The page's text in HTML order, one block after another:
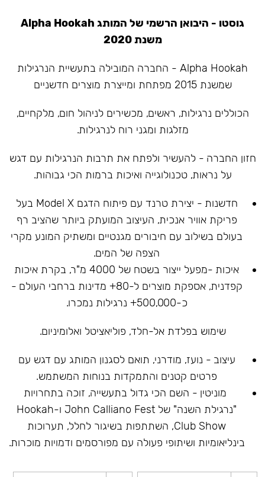
גוסטו - היבואן הרשמי של המותג Alpha Hookah
משנת 2020
Alpha Hookah - החברה המובילה בתעשיית הנרגילות
שמשנת 2015 מפתחת ומייצרת מוצרים חדשניים
הכוללים נרגילות, ראשים, מכשירים לניהול חום, מלקחיים,
מזלגות ומגני רוח לנרגילות.
חזון החברה - להעשיר ולפתח את תרבות הנרגילות עם דגש
על נראות, טכנולוגייה ואיכות ברמות הכי גבוהות.
חדשנות - יצירת טרנד עם פיתוח הדגם Model X בעל
פריקת אוויר אנכית, העיצוב המועתק ביותר שהציב רף
בעולם בשילוב עם חיבורים מגנטיים ומשתיק המונע מקרי
הצפה של המים.
איכות -מפעל ייצור בשטח של 4000 מ"ר, בקרת איכות
קפדנית, אספקת מוצרים ל-80+ מדינות ברחבי העולם -
כ-500,000+ נרגילות נמכרו.
שימוש בפלדת אל-חלד, פוליאציטל ואלומיניום.
עיצוב - נועז, מודרני, תואם לסגנון המותג עם דגש עם
פרטים קטנים והתמקדות בנוחות המשתמש.
מוניטין - השם הכי גדול בתעשייה, זוכה בתחרויות
"נרגילת השנה" של John Calliano Fest ו-Hookah
Club Show, השתתפות בשיגור לחלל, תערוכות
בינליאומיות ושיתופי פעולה עם מפורסמים ודמויות מוכרות.